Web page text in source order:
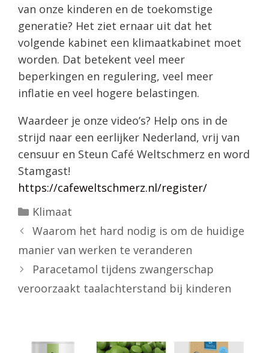
van onze kinderen en de toekomstige
generatie? Het ziet ernaar uit dat het
volgende kabinet een klimaatkabinet moet
worden. Dat betekent veel meer
beperkingen en regulering, veel meer
inflatie en veel hogere belastingen.
Waardeer je onze video’s? Help ons in de
strijd naar een eerlijker Nederland, vrij van
censuur en Steun Café Weltschmerz en word
Stamgast!
https://cafeweltschmerz.nl/register/
Categorieën
Klimaat
Waarom het hard nodig is om de huidige
manier van werken te veranderen
Paracetamol tijdens zwangerschap
veroorzaakt taalachterstand bij kinderen